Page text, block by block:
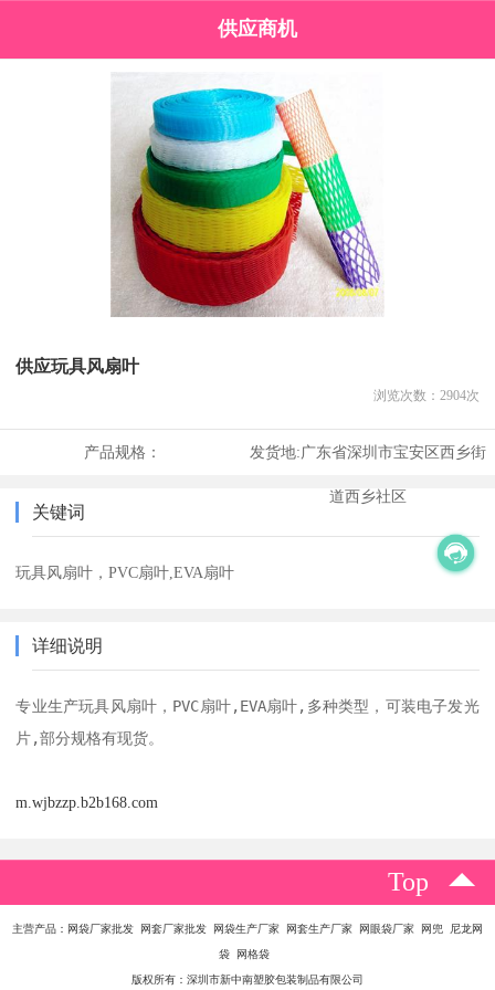
供应商机
供应玩具风扇叶
浏览次数： 2904次
产品规格： 发货地:广东省深圳市宝安区西乡街
道西乡社区
关键词
玩具风扇叶，PVC扇叶,EVA扇叶
详细说明
专业生产玩具风扇叶，PVC扇叶,EVA扇叶,多种类型，可装电子发光
片,部分规格有现货。
m.wjbzzp.b2b168.com
Top
主营产品：网袋厂家批发 网套厂家批发 网袋生产厂家 网套生产厂家 网眼袋厂家 网兜 尼龙网
袋 网格袋
版权所有：深圳市新中南塑胶包装制品有限公司